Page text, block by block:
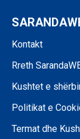
Kontakt
Rreth
Kushtet e
Politikat e
Termat dhe